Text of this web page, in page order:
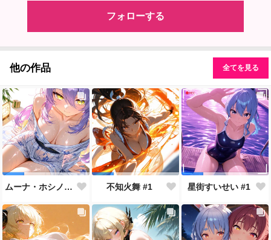
フォローする
他の作品 全てを見る
ムーナ・ホシノヴァ #1 不知火舞 #1 星街すいせい #1